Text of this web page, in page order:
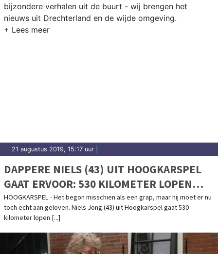
bijzondere verhalen uit de buurt - wij brengen het
nieuws uit Drechterland en de wijde omgeving.
21 augustus 2019, 15:17 uur
DAPPERE NIELS (43) UIT HOOGKARSPEL
GAAT ERVOOR: 530 KILOMETER LOPEN
NAAR PARIJS
HOOGKARSPEL - Het begon misschien als een grap, maar hij moet er nu
toch echt aan geloven. Niels Jong (43) uit Hoogkarspel gaat 530
kilometer lopen [...]